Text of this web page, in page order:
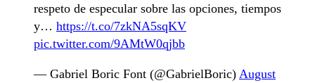
respeto de especular sobre las opciones, tiempos
y… https://t.co/7zkNA5sqKV
pic.twitter.com/9AMtW0qjbb
— Gabriel Boric Font (@GabrielBoric) August